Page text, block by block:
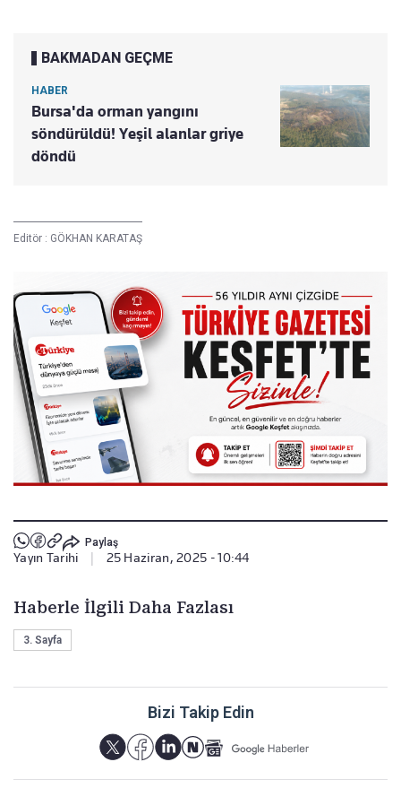
BAKMADAN GEÇME
HABER
Bursa'da orman yangını
söndürüldü! Yeşil alanlar griye
döndü
Editör : GÖKHAN KARATAŞ
Paylaş
Yayın Tarihi 25 Haziran, 2025 - 10:44
Haberle İlgili Daha Fazlası
3. Sayfa
Bizi Takip Edin